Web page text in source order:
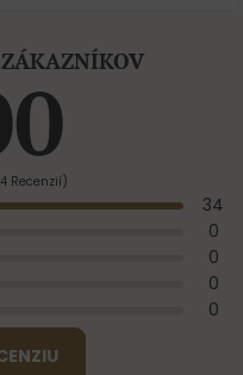
Recenzií)
34
0
0
0
0